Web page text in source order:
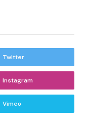
Twitter
Instagram
Vimeo